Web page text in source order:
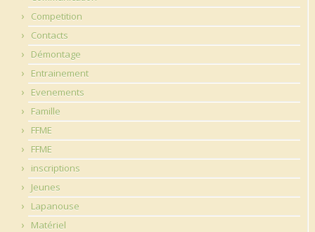
Competition
Contacts
Démontage
Entrainement
Evenements
Famille
FFME
FFME
inscriptions
Jeunes
Lapanouse
Matériel